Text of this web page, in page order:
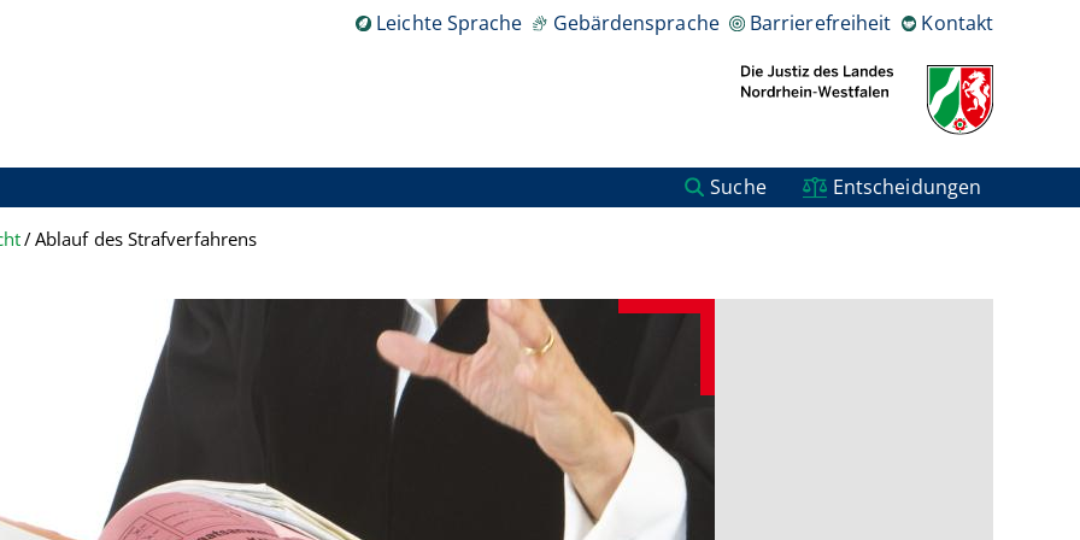
Leichte Sprache Gebärdensprache Barrierefreiheit Kontakt
Suche Entscheidungen
Ablauf des Strafverfahrens